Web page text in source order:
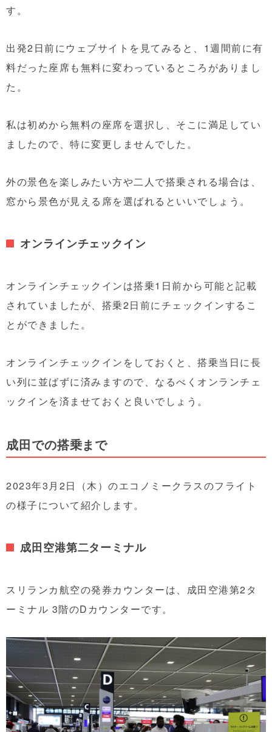
す。
出発2日前にウェブサイトを見てみると、1週間前に有
料だった座席も無料に変わっているところがありまし
た。
私は初めから無料の座席を選択し、そこに満足してい
ましたので、特に変更しませんでした。
外の景色を楽しみたい方や二人で搭乗される場合は、
窓から景色が見える席を選ばれるといいでしょう。
オンラインチェックイン
オンラインチェックインは搭乗1日前から可能と記載
されていましたが、搭乗2日前にチェックインするこ
とができました。
オンラインチェックインをしておくと、搭乗当日に長
い列に並ばずに済みますので、なるべくオンランチェ
ックインを済ませておくと良いでしょう。
成田での搭乗まで
2023年3月2日（木）のエコノミークラスのフライト
の様子について紹介します。
成田空港第二ターミナル
スリランカ航空の発券カウンターは、成田空港第2タ
ーミナル 3階のDカウンターです。